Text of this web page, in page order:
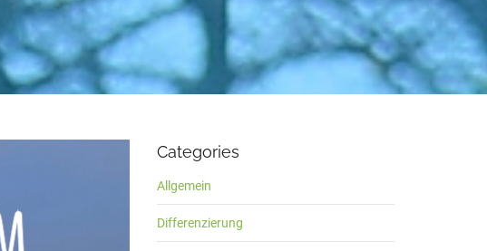
Categories
Allgemein
Differenzierung